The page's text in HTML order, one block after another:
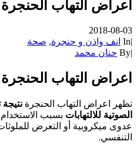
اعراض التهاب الحنجرة
2018-08-03
|
In انف واذن و حنجرة, صحة
|
By حنان محمد
اعراض التهاب الحنجرة
تظهر اعراض التهاب الحنجرة
الصوتية للالتهابات بسبب
عدوى ميكروبية أو التعرض للملوثات
التنفسي.